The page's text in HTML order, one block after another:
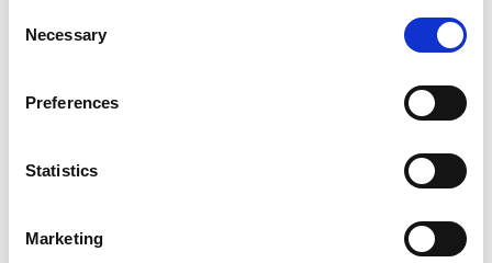
Selection
Necessary
Preferences
Statistics
Marketing
Aplicatie sofer destinata
dispeceratele Good Cab si